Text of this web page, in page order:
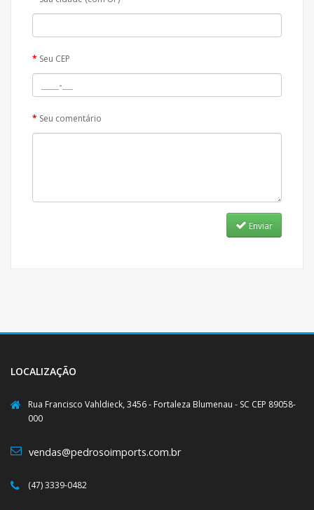
Seu CEP
Seu comentário
Enviar
LOCALIZAÇÃO
Rua Francisco Vahldieck, 3456 - Fortaleza Blumenau - SC CEP 89058-
000
vendas@pedrosoimports.com.br
(47) 3339-0482